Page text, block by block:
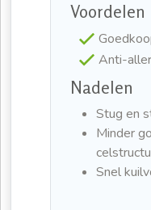
Voordelen
Anti-
Nadelen
Stug en
Minder
Snel